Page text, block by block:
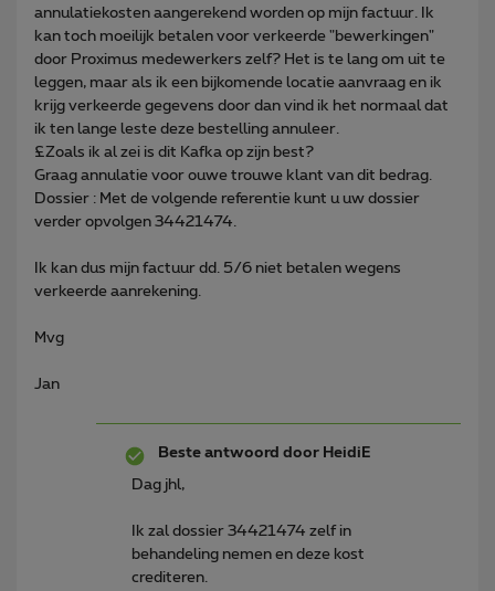
annulatiekosten aangerekend worden op mijn factuur. Ik
kan toch moeilijk betalen voor verkeerde "bewerkingen"
door Proximus medewerkers zelf? Het is te lang om uit te
leggen, maar als ik een bijkomende locatie aanvraag en ik
krijg verkeerde gegevens door dan vind ik het normaal dat
ik ten lange leste deze bestelling annuleer.
£Zoals ik al zei is dit Kafka op zijn best?
Graag annulatie voor ouwe trouwe klant van dit bedrag.
Dossier : Met de volgende referentie kunt u uw dossier
verder opvolgen 34421474.
Ik kan dus mijn factuur dd. 5/6 niet betalen wegens
verkeerde aanrekening.
Mvg
Jan
Beste antwoord door HeidiE
Dag jhl,
Ik zal dossier 34421474 zelf in
behandeling nemen en deze kost
crediteren.